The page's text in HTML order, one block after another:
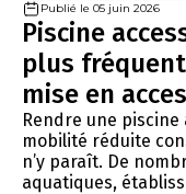
Publié le 05 juin 2026
Piscine
plus
mise en
Rendre une piscine
mobilité réduite
n’y paraît. De
aquatiques,